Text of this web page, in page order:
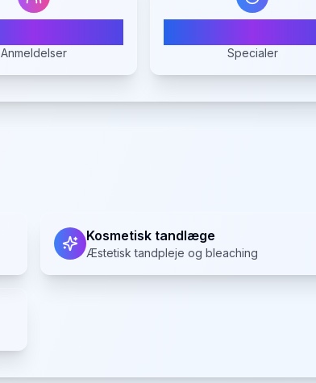
Anmeldelser Specialer
Kosmetisk tandlæge
Æstetisk tandpleje og bleaching